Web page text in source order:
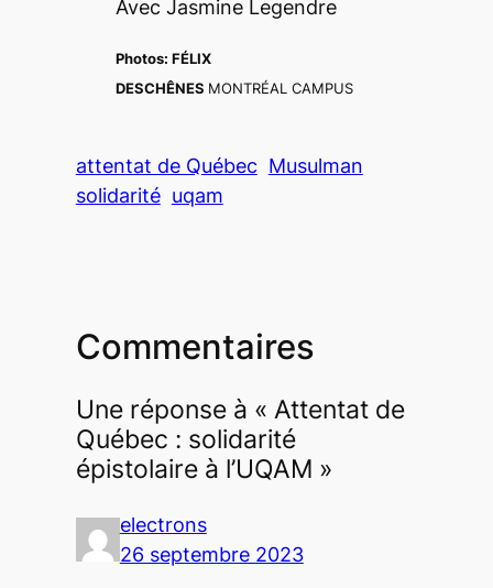
Avec Jasmine Legendre
Photos: FÉLIX
DESCHÊNES MONTRÉAL CAMPUS
attentat de Québec Musulman
solidarité uqam
Commentaires
Une réponse à « Attentat de
Québec : solidarité
épistolaire à l’UQAM »
electrons
26 septembre 2023